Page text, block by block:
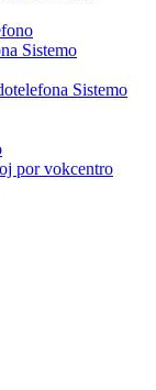
Sistemo
Sistemo
por vokcentro